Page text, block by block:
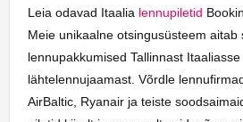
Leia odavad Itaalia lennupiletid
Meie unikaalne otsingusüsteem aitab
lennupakkumised Tallinnast
lähtelennujaamast. Võrdle
AirBaltic, Ryanair ja teiste